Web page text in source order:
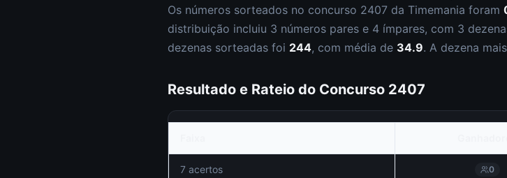
Os números sorteados no concurso 2407 da Timemania foram
distribuição incluiu 3 números pares e 4 ímpares, com 3 dezena
dezenas sorteadas foi 244, com média de 34.9. A dezena
Resultado e Rateio do Concurso 2407
7 acertos 0